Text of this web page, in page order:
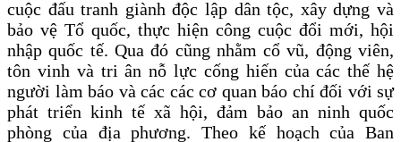
cuộc đấu tranh giành độc lập dân tộc, xây dựng và
bảo vệ Tổ quốc, thực hiện công cuộc đổi mới, hội
nhập quốc tế. Qua đó cũng nhằm cổ vũ, động viên,
tôn vinh và tri ân nỗ lực cống hiến của các thế hệ
người làm báo và các các cơ quan báo chí đối với sự
phát triển kinh tế xã hội, đảm bảo an ninh quốc
phòng của địa phương. Theo kế hoạch của Ban